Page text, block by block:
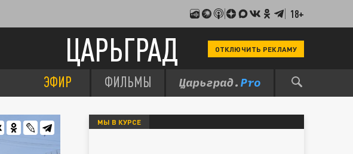
18+
ЦАРЬГРАД ОТКЛЮЧИТЬ РЕКЛАМУ
ЭФИР ФИЛЬМЫ
МЫ В КУРСЕ